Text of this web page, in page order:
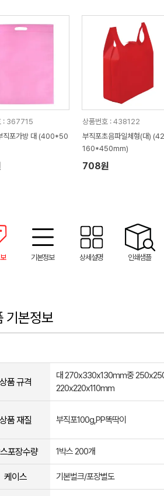
: 367715
직포가방 대 (400*50
상품번호 : 438122
부직포초음파일체형(대)
160*450mm)
708원
기본정보 상세설명 인쇄샘플
기본정보
상품 규격
대 270x330x130mm중
220x220x110mm
상품 재질 부직포100g,PP똑딱이
포장수량 1박스 200개
케이스 기본벌크/포장별도